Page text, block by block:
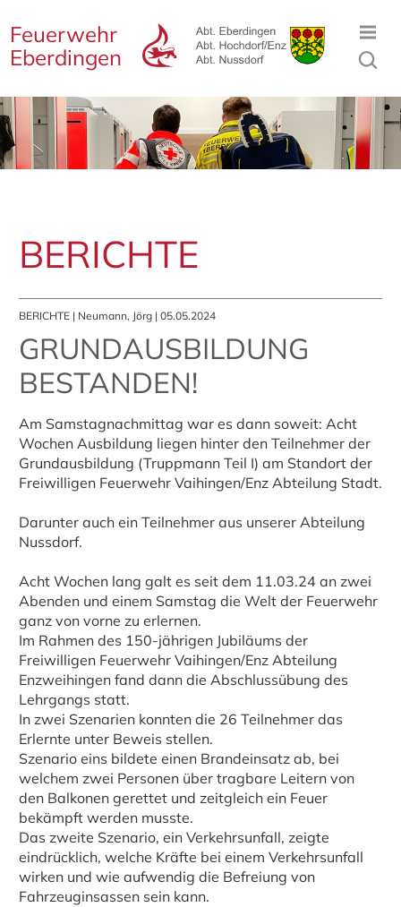
Feuerwehr
Eberdingen
BERICHTE
BERICHTE | Neumann, Jörg | 05.05.2024
GRUNDAUSBILDUNG
BESTANDEN!
Am Samstagnachmittag war es dann soweit: Acht
Wochen Ausbildung liegen hinter den Teilnehmer der
Grundausbildung (Truppmann Teil I) am Standort der
Freiwilligen Feuerwehr Vaihingen/Enz Abteilung Stadt.
Darunter auch ein Teilnehmer aus unserer Abteilung
Nussdorf.
Acht Wochen lang galt es seit dem 11.03.24 an zwei
Abenden und einem Samstag die Welt der Feuerwehr
ganz von vorne zu erlernen.
Im Rahmen des 150-jährigen Jubiläums der
Freiwilligen Feuerwehr Vaihingen/Enz Abteilung
Enzweihingen fand dann die Abschlussübung des
Lehrgangs statt.
In zwei Szenarien konnten die 26 Teilnehmer das
Erlernte unter Beweis stellen.
Szenario eins bildete einen Brandeinsatz ab, bei
welchem zwei Personen über tragbare Leitern von
den Balkonen gerettet und zeitgleich ein Feuer
bekämpft werden musste.
Das zweite Szenario, ein Verkehrsunfall, zeigte
eindrücklich, welche Kräfte bei einem Verkehrsunfall
wirken und wie aufwendig die Befreiung von
Fahrzeuginsassen sein kann.